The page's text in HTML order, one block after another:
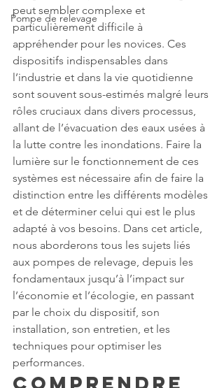
Pompe de relevage
peut sembler complexe et
particulièrement difficile à
appréhender pour les novices. Ces
dispositifs indispensables dans
l’industrie et dans la vie quotidienne
sont souvent sous-estimés malgré leurs
rôles cruciaux dans divers processus,
allant de l’évacuation des eaux usées à
la lutte contre les inondations. Faire la
lumière sur le fonctionnement de ces
systèmes est nécessaire afin de faire la
distinction entre les différents modèles
et de déterminer celui qui est le plus
adapté à vos besoins. Dans cet article,
nous aborderons tous les sujets liés
aux pompes de relevage, depuis les
fondamentaux jusqu’à l’impact sur
l’économie et l’écologie, en passant
par le choix du dispositif, son
installation, son entretien, et les
techniques pour optimiser les
performances.
Comprendre